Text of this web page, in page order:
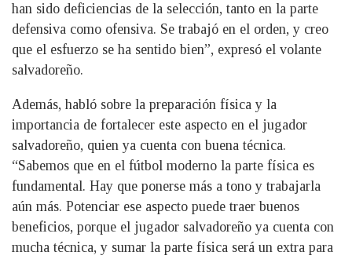
han sido deficiencias de la selección, tanto en la parte
defensiva como ofensiva. Se trabajó en el orden, y creo
que el esfuerzo se ha sentido bien”, expresó el volante
salvadoreño.
Además, habló sobre la preparación física y la
importancia de fortalecer este aspecto en el jugador
salvadoreño, quien ya cuenta con buena técnica.
“Sabemos que en el fútbol moderno la parte física es
fundamental. Hay que ponerse más a tono y trabajarla
aún más. Potenciar ese aspecto puede traer buenos
beneficios, porque el jugador salvadoreño ya cuenta con
mucha técnica, y sumar la parte física será un extra para